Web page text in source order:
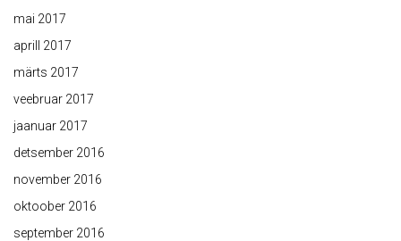
mai 2017
aprill 2017
märts 2017
veebruar 2017
jaanuar 2017
detsember 2016
november 2016
oktoober 2016
september 2016